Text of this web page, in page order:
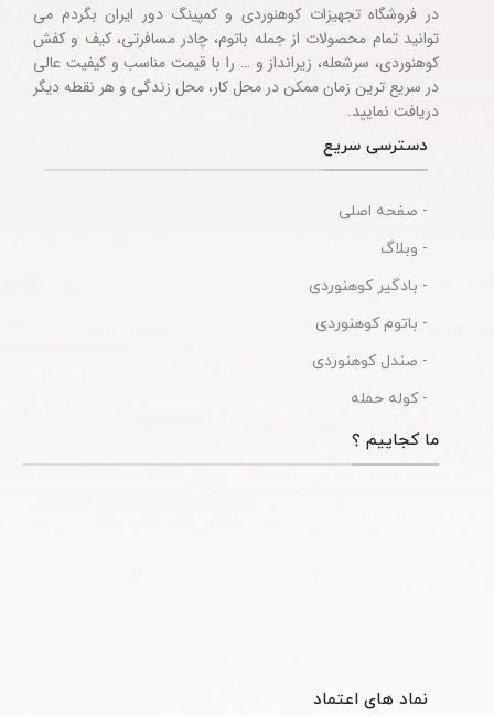
در فروشگاه تجهیزات کوهنوردی و کمپینگ دور ایران بگردم می
توانید تمام محصولات از جمله باتوم، چادر مسافرتی، کیف و کفش
کوهنوردی، سرشعله، زیرانداز و … را با قیمت مناسب و کیفیت عالی
در سریع ترین زمان ممکن در محل کار، محل زندگی و هر نقطه دیگر
دریافت نمایید.
دسترسی سریع
- صفحه اصلی
- وبلاگ
- بادگیر کوهنوردی
- باتوم کوهنوردی
- صندل کوهنوردی
- کوله حمله
ما کجاییم ؟
نماد های اعتماد